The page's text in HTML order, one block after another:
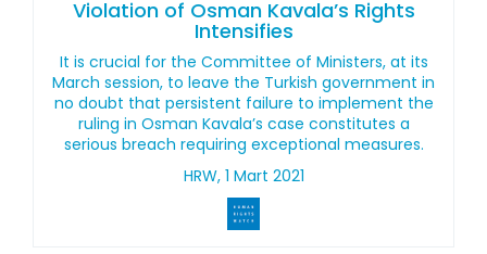
Violation of Osman Kavala’s Rights
Intensifies
It is crucial for the Committee of Ministers, at its
March session, to leave the Turkish government in
no doubt that persistent failure to implement the
ruling in Osman Kavala’s case constitutes a
serious breach requiring exceptional measures.
HRW, 1 Mart 2021